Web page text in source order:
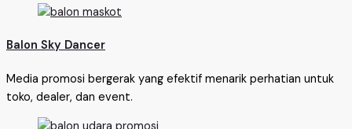
Balon Sky Dancer
Media promosi bergerak yang efektif menarik perhatian untuk
toko, dealer, dan event.